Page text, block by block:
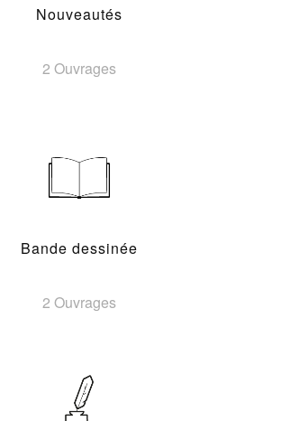
Nouveautés
2 Ouvrages
Bande dessinée
2 Ouvrages